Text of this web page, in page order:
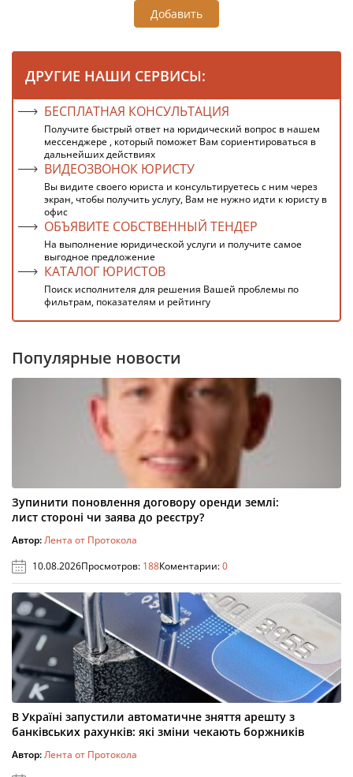
Добавить
ДРУГИЕ НАШИ СЕРВИСЫ:
БЕСПЛАТНАЯ КОНСУЛЬТАЦИЯ
Получите быстрый ответ на юридический вопрос в нашем
мессенджере , который поможет Вам сориентироваться в
дальнейших действиях
ВИДЕОЗВОНОК ЮРИСТУ
Вы видите своего юриста и консультируетесь с ним через
экран, чтобы получить услугу, Вам не нужно идти к юристу в
офис
ОБЪЯВИТЕ СОБСТВЕННЫЙ ТЕНДЕР
На выполнение юридической услуги и получите самое
выгодное предложение
КАТАЛОГ ЮРИСТОВ
Поиск исполнителя для решения Вашей проблемы по
фильтрам, показателям и рейтингу
Популярные новости
Зупинити поновлення договору оренди землі:
лист стороні чи заява до реєстру?
Автор:Лента от Протокола
10.08.2026Просмотров: 188Коментарии:0
В Україні запустили автоматичне зняття арешту з
банківських рахунків: які зміни чекають боржників
Автор:Лента от Протокола